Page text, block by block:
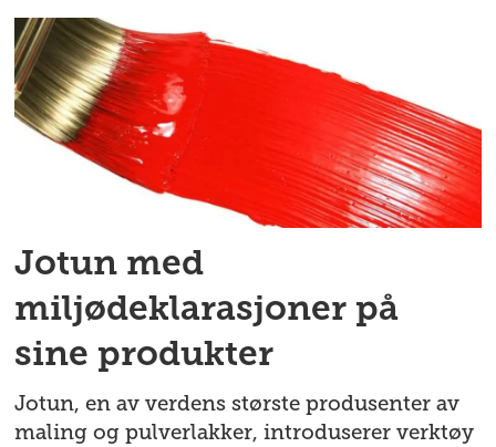
Jotun med
miljødeklarasjoner på
sine produkter
Jotun, en av verdens største produsenter av
maling og pulverlakker, introduserer verktøy